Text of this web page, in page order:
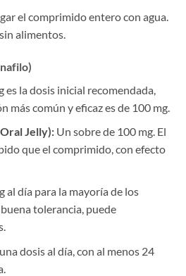
el comprimido entero con agua.
alimentos.
es la dosis inicial recomendada,
más común y eficaz es de 100 mg.
Jelly):Un sobre de 100 mg. El
que el comprimido, con efecto
al día para la mayoría de los
tolerancia, puede
dosis al día, con al menos 24